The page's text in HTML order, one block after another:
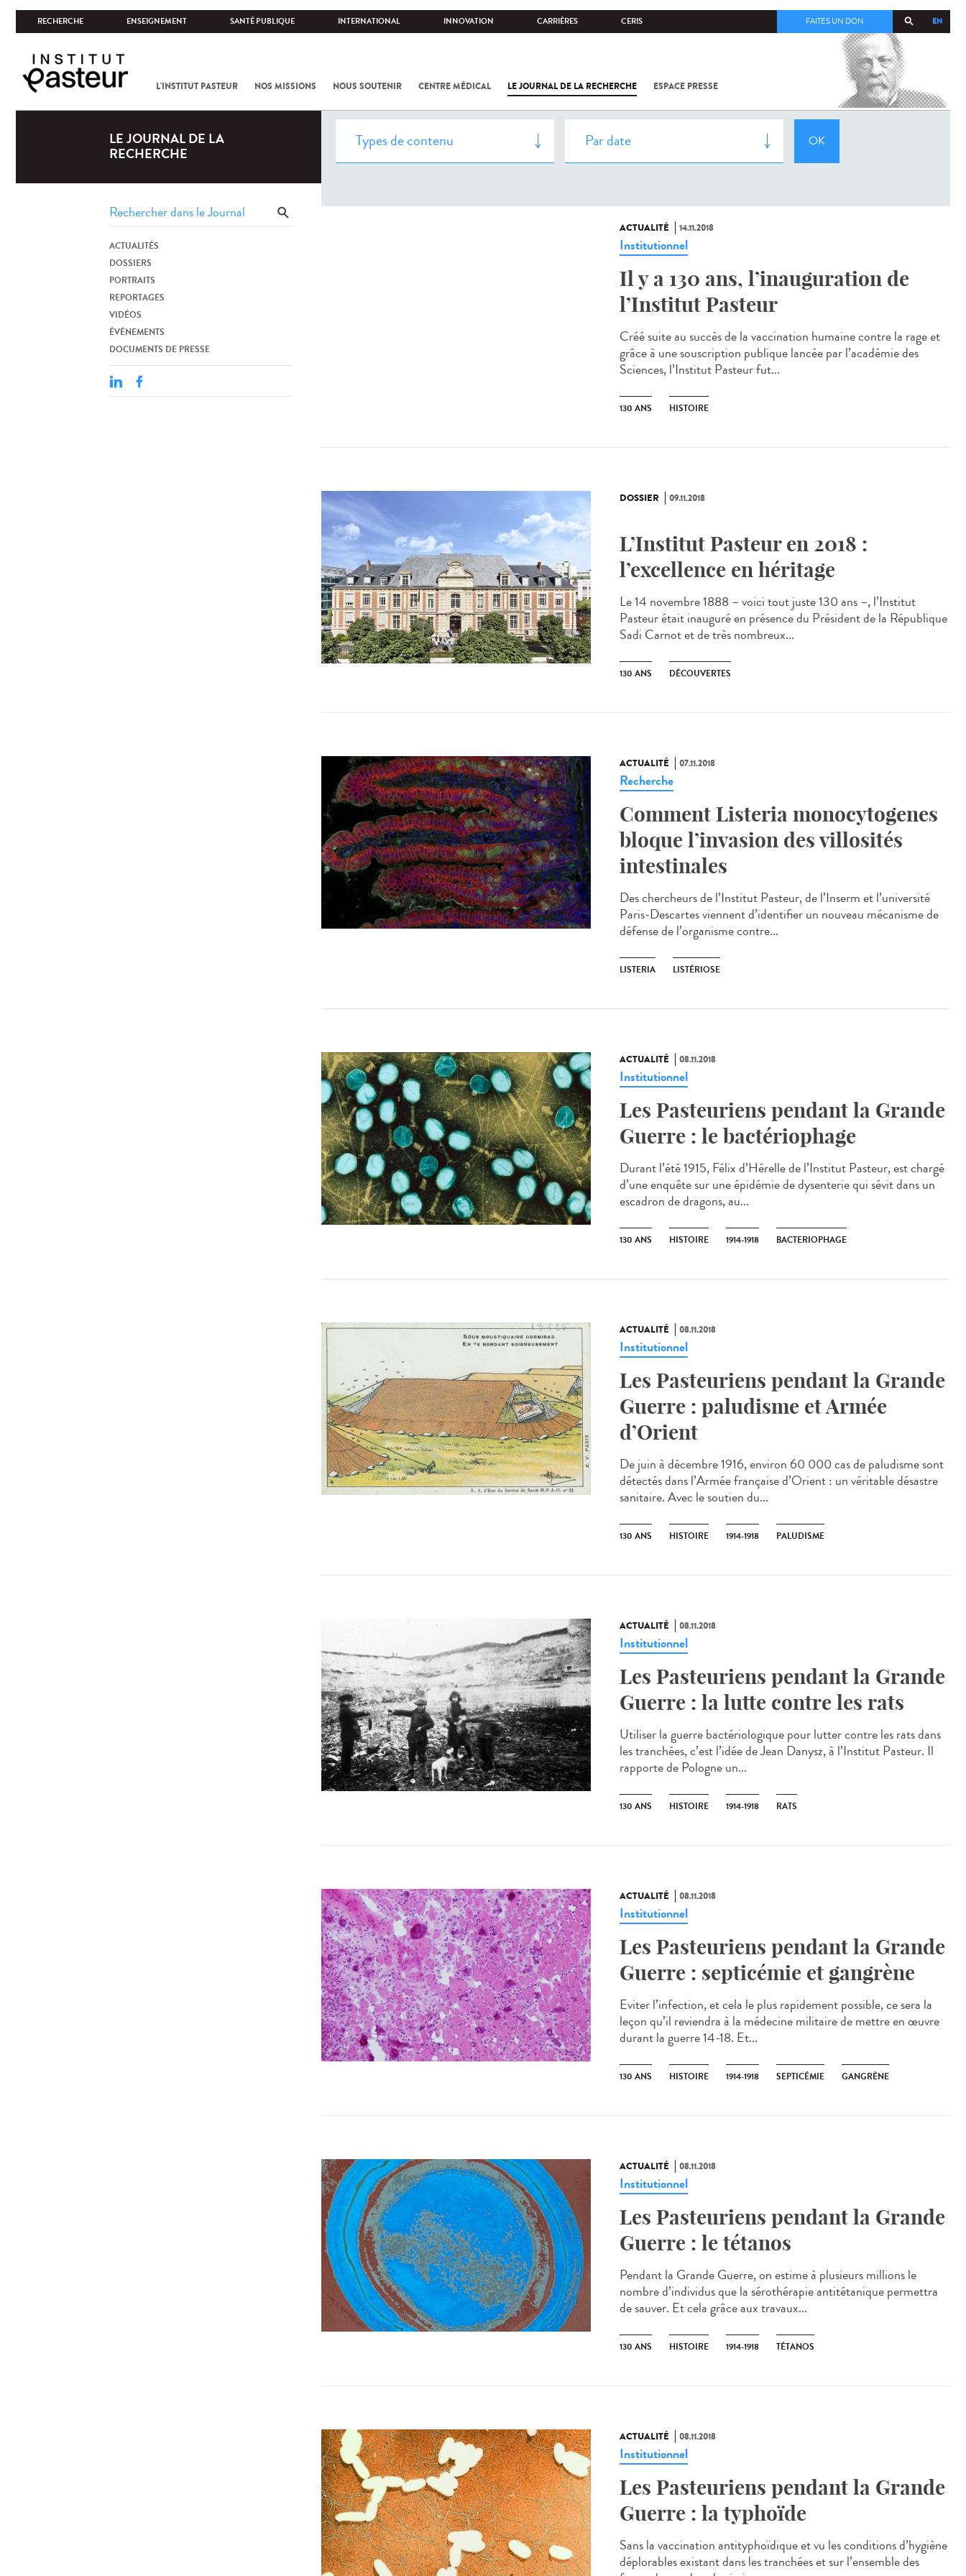
RECHERCHE ENSEIGNEMENT SANTÉ PUBLIQUE INTERNATIONAL INNOVATION CARRIÈRES CERIS EN
FAITES UN DON
L'INSTITUT PASTEUR NOS MISSIONS NOUS SOUTENIR CENTRE MÉDICAL LE JOURNAL DE LA RECHERCHE ESPACE PRESSE
COV-2 /
L'INSTITUT
PASTEUR
LE JOURNAL DE LA
RECHERCHE
ACTUALITÉS
DOSSIERS
PORTRAITS
REPORTAGES
VIDÉOS
ÉVÉNEMENTS
DOCUMENTS DE PRESSE
ACTUALITÉ 14.11.2018
Institutionnel
Il y a 130 ans, l’inauguration de
l’Institut Pasteur
Créé suite au succès de la vaccination humaine contre la rage et
grâce à une souscription publique lancée par l’académie des
Sciences, l’Institut Pasteur fut...
130 ANS HISTOIRE
DOSSIER 09.11.2018
L’Institut Pasteur en 2018 :
l’excellence en héritage
Le 14 novembre 1888 – voici tout juste 130 ans –, l’Institut
Pasteur était inauguré en présence du Président de la République
Sadi Carnot et de très nombreux...
130 ANS DÉCOUVERTES
ACTUALITÉ 07.11.2018
Recherche
Comment Listeria monocytogenes
bloque l’invasion des villosités
intestinales
Des chercheurs de l’Institut Pasteur, de l’Inserm et l’université
Paris-Descartes viennent d’identifier un nouveau mécanisme de
défense de l’organisme contre...
LISTERIA LISTÉRIOSE
ACTUALITÉ 08.11.2018
Institutionnel
Les Pasteuriens pendant la Grande
Guerre : le bactériophage
Durant l’été 1915, Félix d’Hérelle de l’Institut Pasteur, est chargé
d’une enquête sur une épidémie de dysenterie qui sévit dans un
escadron de dragons, au...
130 ANS HISTOIRE 1914-1918 BACTERIOPHAGE
ACTUALITÉ 08.11.2018
Institutionnel
Les Pasteuriens pendant la Grande
Guerre : paludisme et Armée
d’Orient
De juin à décembre 1916, environ 60 000 cas de paludisme sont
détectés dans l’Armée française d’Orient : un véritable désastre
sanitaire. Avec le soutien du...
130 ANS HISTOIRE 1914-1918 PALUDISME
ACTUALITÉ 08.11.2018
Institutionnel
Les Pasteuriens pendant la Grande
Guerre : la lutte contre les rats
Utiliser la guerre bactériologique pour lutter contre les rats dans
les tranchées, c’est l’idée de Jean Danysz, à l’Institut Pasteur. Il
rapporte de Pologne un...
130 ANS HISTOIRE 1914-1918 RATS
ACTUALITÉ 08.11.2018
Institutionnel
Les Pasteuriens pendant la Grande
Guerre : septicémie et gangrène
Eviter l’infection, et cela le plus rapidement possible, ce sera la
leçon qu’il reviendra à la médecine militaire de mettre en œuvre
durant la guerre 14-18. Et...
130 ANS HISTOIRE 1914-1918 SEPTICÉMIE GANGRÈNE
ACTUALITÉ 08.11.2018
Institutionnel
Les Pasteuriens pendant la Grande
Guerre : le tétanos
Pendant la Grande Guerre, on estime à plusieurs millions le
nombre d’individus que la sérothérapie antitétanique permettra
de sauver. Et cela grâce aux travaux...
130 ANS HISTOIRE 1914-1918 TÉTANOS
ACTUALITÉ 08.11.2018
Institutionnel
Les Pasteuriens pendant la Grande
Guerre : la typhoïde
Sans la vaccination antityphoïdique et vu les conditions d’hygiène
déplorables existant dans les tranchées et sur l’ensemble des